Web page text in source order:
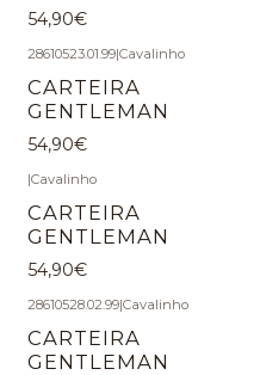
54,90€
28610523.01.99|Cavalinho
CARTEIRA
GENTLEMAN
54,90€
|Cavalinho
CARTEIRA
GENTLEMAN
54,90€
28610528.02.99|Cavalinho
CARTEIRA
GENTLEMAN